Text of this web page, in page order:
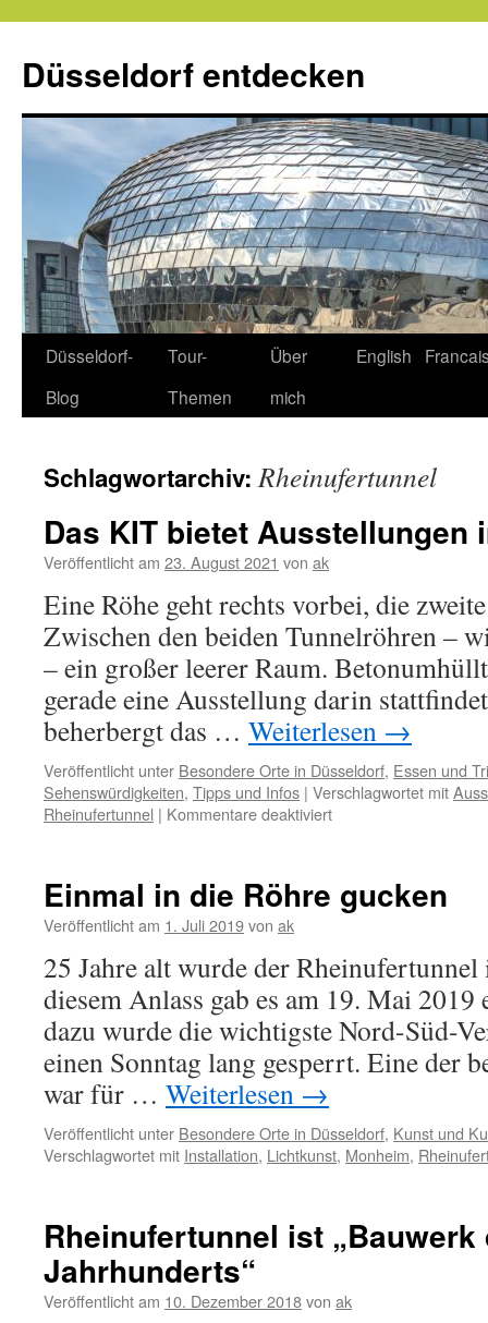
springen
Düsseldorf entdecken
Düsseldorf-
Blog
Tour-
Themen
Über
mich
English
Schlagwortarchiv:Rheinufertunnel
Das KIT bietet Ausstellungen
Veröffentlicht am 23. August 2021 von ak
Eine Röhe geht rechts vorbei, die
Zwischen den beiden Tunnelröhren –
– ein großer leerer Raum.
gerade eine Ausstellung darin
beherbergt das … Weiterlesen →
Veröffentlicht unter Besondere Orte in Düsseldorf, Essen und
Sehenswürdigkeiten, Tipps und Infos | Verschlagwortet mit
Rheinufertunnel | Kommentare deaktiviertfür
Ausstellungen
Einmal in die Röhre gucken
Veröffentlicht am 1. Juli 2019von ak
25 Jahre alt wurde der Rheinufertunnel
diesem Anlass gab es am 19. Mai 2019
dazu wurde die wichtigste Nord-Süd-
einen Sonntag lang gesperrt. Eine der
war für … Weiterlesen →
Veröffentlicht unter Besondere Orte in Düsseldorf, Kunst und
Verschlagwortet mit Installation, Lichtkunst, Monheim,
Rheinufertunnel ist „Bauwerk
Jahrhunderts“
Veröffentlicht am 10. Dezember 2018von ak